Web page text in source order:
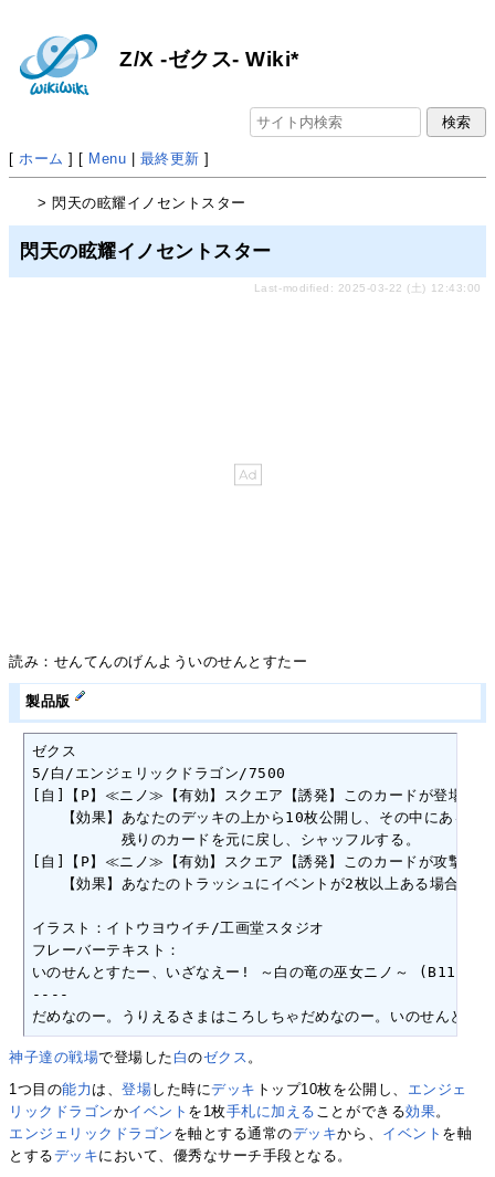
Z/X -ゼクス- Wiki*
[ ホーム ] [ Menu | 最終更新 ]
> 閃天の眩耀イノセントスター
閃天の眩耀イノセントスター
Last-modified: 2025-03-22 (土) 12:43:00
読み：せんてんのげんよういのせんとすたー
製品版
ゼクス
5/白/エンジェリックドラゴン/7500
[自]【P】≪ニノ≫【有効】スクエア【誘発】このカードが登場す
【効果】あなたのデッキの上から10枚公開し、その中にある[エ
残りのカードを元に戻し、シャッフルする。
[自]【P】≪ニノ≫【有効】スクエア【誘発】このカードが攻撃す
【効果】あなたのトラッシュにイベントが2枚以上ある場合、ノ
イラスト：イトウヨウイチ/工画堂スタジオ
フレーバーテキスト：
いのせんとすたー、いざなえー! ～白の竜の巫女ニノ～ (B11-
----
だめなのー。うりえるさまはころしちゃだめなのー。いのせんと
神子達の戦場で登場した 白のゼクス 。
1つ目の能力 は、登場した時にデッキ トップ10枚を公開し、 エンジェ
リックドラゴンかイベント を1枚手札に加える ことができる効果。
エンジェリックドラゴン を軸とする通常のデッキから、 イベント を軸
とするデッキにおいて、優秀なサーチ手段となる。